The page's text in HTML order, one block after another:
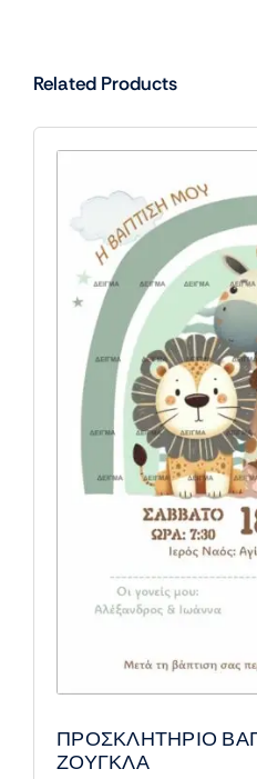
Related Products
ΠΡΟΣΚΛΗΤΗΡΙΟ
ΖΟΥΓΚΛΑ